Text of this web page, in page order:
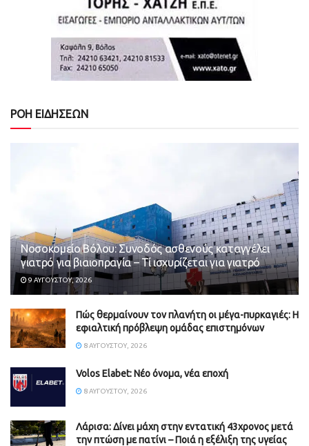
ΡΟΗ ΕΙΔΗΣΕΩΝ
Νοσοκομείο Βόλου: Συνοδός ασθενούς καταγγέλει
γιατρό για βιαιοπραγία – Τί ισχυρίζεται για γιατρό
9 ΑΥΓΟΎΣΤΟΥ, 2026
Πώς θερμαίνουν τον πλανήτη οι μέγα-πυρκαγιές: Η
εφιαλτική πρόβλεψη ομάδας επιστημόνων
8 ΑΥΓΟΎΣΤΟΥ, 2026
Volos Elabet: Νέο όνομα, νέα εποχή
8 ΑΥΓΟΎΣΤΟΥ, 2026
Λάρισα: Δίνει μάχη στην εντατική 43χρονος μετά
την πτώση με πατίνι – Ποιά η εξέλιξη της υγείας